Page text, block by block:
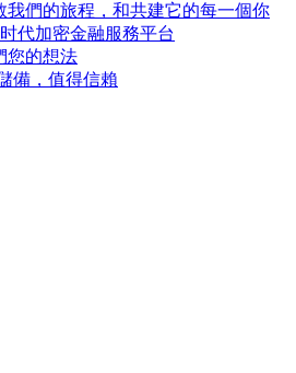
我們的旅程，和共建它的每一個你
代加密金融服務平台
您的想法
備，值得信賴